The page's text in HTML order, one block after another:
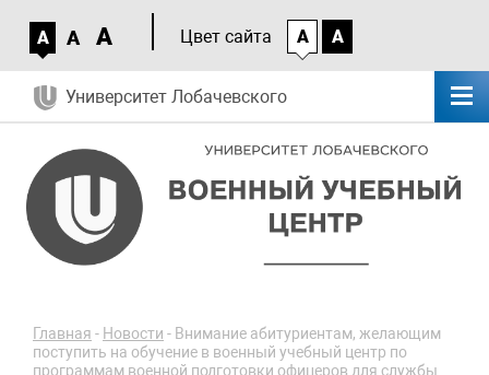
A A A Цвет сайта A A
Университет Лобачевского
Главная - Новости - Внимание абитуриентам, желающим
поступить на обучение в военный учебный центр по